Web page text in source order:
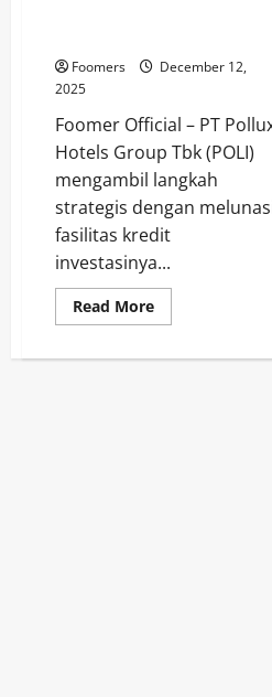
Foomers
December 12,
2025
Foomer Official – PT
Hotels Group Tbk (POLI)
mengambil langkah
strategis dengan
fasilitas kredit
investasinya...
Read MoreRead
more
Hotels